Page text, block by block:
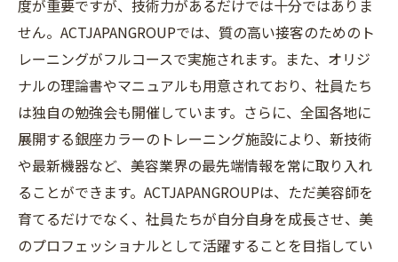
度が重要ですが、技術力があるだけでは十分ではありま
せん。ACTJAPANGROUPでは、質の高い接客のためのト
レーニングがフルコースで実施されます。また、オリジ
ナルの理論書やマニュアルも用意されており、社員たち
は独自の勉強会も開催しています。さらに、全国各地に
展開する銀座カラーのトレーニング施設により、新技術
や最新機器など、美容業界の最先端情報を常に取り入れ
ることができます。ACTJAPANGROUPは、ただ美容師を
育てるだけでなく、社員たちが自分自身を成長させ、美
のプロフェッショナルとして活躍することを目指してい